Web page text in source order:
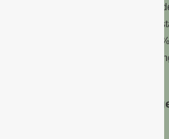
für Dienstleistungen erhöhten sich
unter anderem die Preise für die
Reparatur von Wohnungen (+12,9
Dienstleistungen sozialer
Waren verteuerten sich